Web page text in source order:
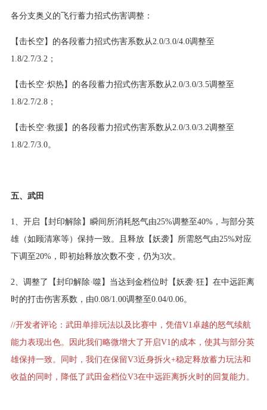
各分支奥义的飞行蓄力招式伤害调整：
【击长空】的各段蓄力招式伤害系数从2.0/3.0/4.0调整至
1.8/2.7/3.2；
【击长空·炽热】的各段蓄力招式伤害系数从2.0/3.0/3.5调整至
1.8/2.7/2.8；
【击长空·救援】的各段蓄力招式伤害系数从2.0/3.0/3.2调整至
1.8/2.7/3.0。
五、武田
1、开启【封印解除】瞬间所消耗怒气由25%调整至40%，与部分英
雄（如顾清寒等）保持一致。且释放【妖袭】所需怒气由25%对应
下调至20%，即初始释放次数不变，仍为3次。
2、调整了【封印解除·噬】当达到金档位时【妖袭·狂】在中远距离
时的打击伤害系数，由0.08/1.00调整至0.04/0.06。
//开发者评论：武田单排玩法以及比赛中，凭借V1卓越的怒气续航
能力表现出色。因此我们略微增大了开启V1的成本，使其与部分英
雄保持一致。同时，我们在保留V3近身拆火+稳定释放蓄力玩法和
收益的同时，降低了武田金档位V3在中远距离拆火时的回复能力。